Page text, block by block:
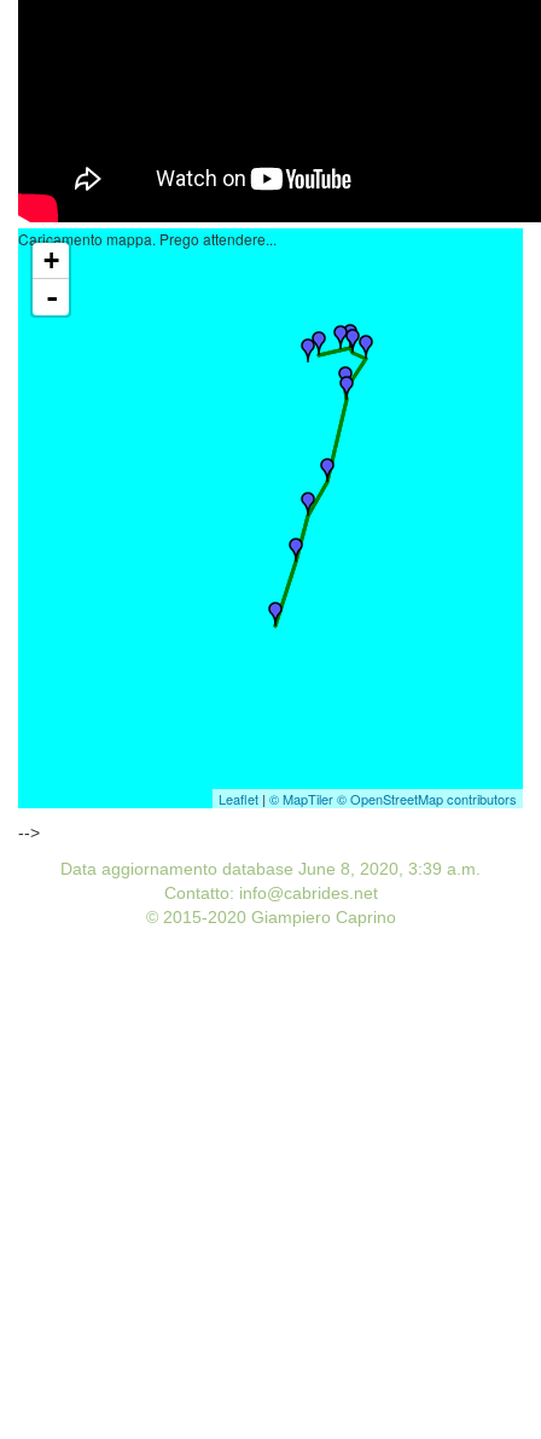
Caricamento mappa. Prego attendere...
+
-
Leaflet | © MapTiler© OpenStreetMap contributors
-->
Data aggiornamento database June 8, 2020, 3:39 a.m.
Contatto: info@cabrides.net
© 2015-2020 Giampiero Caprino